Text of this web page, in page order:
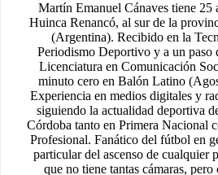
Martín Emanuel Cánaves tiene 25
Huinca Renancó, al sur de la
(Argentina). Recibido en la
Periodismo Deportivo y a un paso
Licenciatura en Comunicación
minuto cero en Balón Latino
Experiencia en medios digitales y
siguiendo la actualidad deportiva
Córdoba tanto en Primera Nacional
Profesional. Fanático del fútbol en
particular del ascenso de cualquier
que no tiene tantas cámaras, pero